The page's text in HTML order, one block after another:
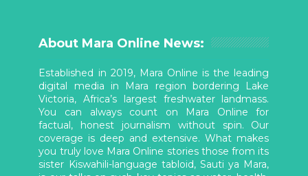
About Mara Online News:
Established in 2019, Mara Online is the leading
digital media in Mara region bordering Lake
Victoria, Africa’s largest freshwater landmass.
You can always count on Mara Online for
factual, honest journalism without spin. Our
coverage is deep and extensive. What makes
you truly love Mara Online stories those from its
sister Kiswahili-language tabloid, Sauti ya Mara,